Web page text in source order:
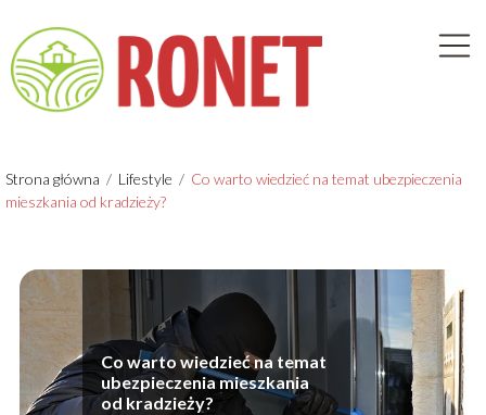
Strona główna / Lifestyle / Co warto wiedzieć na temat ubezpieczenia
mieszkania od kradzieży?
Co warto wiedzieć na temat
ubezpieczenia mieszkania
od kradzieży?